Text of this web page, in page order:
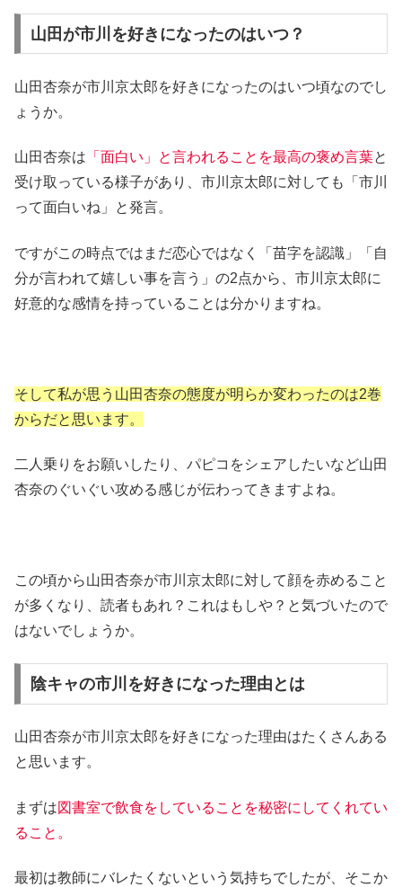
山田が市川を好きになったのはいつ？
山田杏奈が市川京太郎を好きになったのはいつ頃なのでし
ょうか。
山田杏奈は 「面白い」と言われることを最高の褒め言葉と
受け取っている様子があり、市川京太郎に対しても「市川
って面白いね」と発言。
ですがこの時点ではまだ恋心ではなく「苗字を認識」「自
分が言われて嬉しい事を言う」の2点から、市川京太郎に
好意的な感情を持っていることは分かりますね。
そして私が思う山田杏奈の態度が明らか変わったのは2巻
からだと思います。
二人乗りをお願いしたり、パピコをシェアしたいなど山田
杏奈のぐいぐい攻める感じが伝わってきますよね。
この頃から山田杏奈が市川京太郎に対して顔を赤めること
が多くなり、読者もあれ？これはもしや？と気づいたので
はないでしょうか。
陰キャの市川を好きになった理由とは
山田杏奈が市川京太郎を好きになった理由はたくさんある
と思います。
まずは図書室で飲食をしていることを秘密にしてくれてい
ること。
最初は教師にバレたくないという気持ちでしたが、そこか